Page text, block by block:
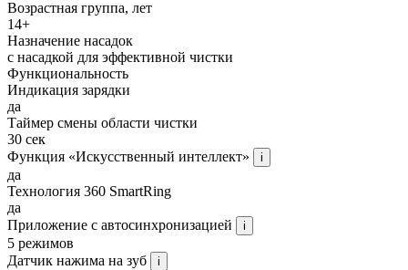
Возрастная группа, лет
14+
Назначение насадок
с насадкой для эффективной чистки
Функциональность
Индикация зарядки
да
Таймер смены области чистки
30 сек
Функция «Искусственный интеллект»
i
да
Технология 360 SmartRing
да
Приложение с автосинхронизацией
i
5 режимов
Датчик нажима на зуб
i